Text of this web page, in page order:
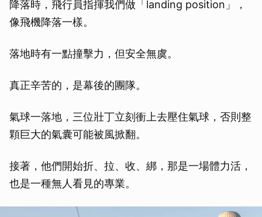
降落時，飛行員指揮我們做「landing position」，
像飛機降落一樣。
落地時有一點撞擊力，但安全無虞。
真正辛苦的，是幕後的團隊。
氣球一落地，三位壯丁立刻衝上去壓住氣球，否則整
顆巨大的氣囊可能被風掀翻。
接著，他們開始折、拉、收、綁，那是一場體力活，
也是一種無人看見的專業。